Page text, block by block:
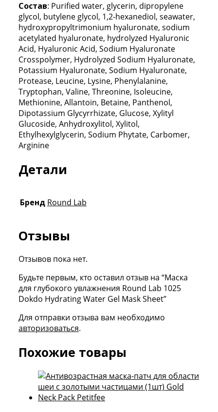
Состав: Purified water, glycerin, dipropylene
glycol, butylene glycol, 1,2-hexanediol, seawater,
hydroxypropyltrimonium hyaluronate, sodium
acetylated hyaluronate, hydrolyzed Hyaluronic
Acid, Hyaluronic Acid, Sodium Hyaluronate
Crosspolymer, Hydrolyzed Sodium Hyaluronate,
Potassium Hyaluronate, Sodium Hyaluronate,
Protease, Leucine, Lysine, Phenylalanine,
Tryptophan, Valine, Threonine, Isoleucine,
Methionine, Allantoin, Betaine, Panthenol,
Dipotassium Glycyrrhizate, Glucose, Xylityl
Glucoside, Anhydroxylitol, Xylitol,
Ethylhexylglycerin, Sodium Phytate, Carbomer,
Arginine
Детали
Бренд Round Lab
Отзывы
Отзывов пока нет.
Будьте первым, кто оставил отзыв на “Маска
для глубокого увлажнения Round Lab 1025
Dokdo Hydrating Water Gel Mask Sheet”
Для отправки отзыва вам необходимо
авторизоваться.
Похожие товары